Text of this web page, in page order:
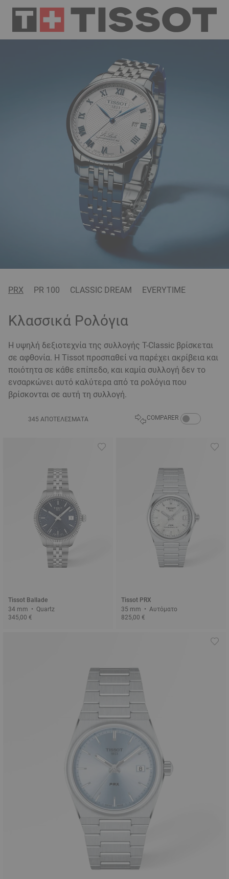
PRX PR 100 CLASSIC DREAM EVERYTIME
Κλασσικά Ρολόγια
Η υψηλή δεξιοτεχνία της συλλογής T-Classic βρίσκεται
σε αφθονία. Η Tissot προσπαθεί να παρέχει ακρίβεια και
ποιότητα σε κάθε επίπεδο, και καμία συλλογή δεν το
ενσαρκώνει αυτό καλύτερα από τα ρολόγια που
βρίσκονται σε αυτή τη συλλογή.
345 ΑΠΟΤΕΛΈΣΜΑΤΑ COMPARER COMPARE
Tissot Ballade
34 mm • Quartz
345,00 €
Tissot PRX
35 mm • Αυτόματο
825,00 €